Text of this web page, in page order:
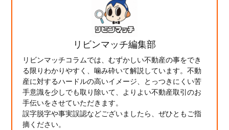
リビンマッチ編集部
リビンマッチコラムでは、むずかしい不動産の事をでき
る限りわかりやすく、噛み砕いて解説しています。不動
産に対するハードルの高いイメージ、とっつきにくい苦
手意識を少しでも取り除いて、よりよい不動産取引のお
手伝いをさせていただきます。
誤字脱字や事実誤認などございましたら、ぜひともご指
摘ください。